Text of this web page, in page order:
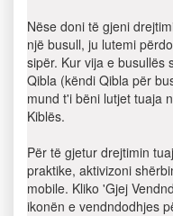
Nëse doni të gjeni
një busull, ju lutemi
sipër. Kur vija e busullës
Qibla (këndi Qibla për
mund t'i bëni lutjet tuaja
Kiblës.
Për të gjetur drejtimin
praktike, aktivizoni
mobile. Kliko 'Gjej
ikonën e vendndodhjes